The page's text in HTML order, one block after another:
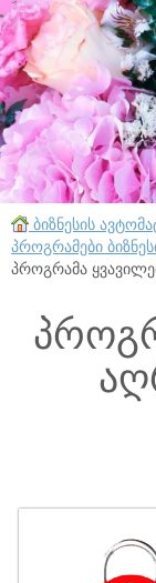
ბიზნესის
პროგრამები
პროგრამა